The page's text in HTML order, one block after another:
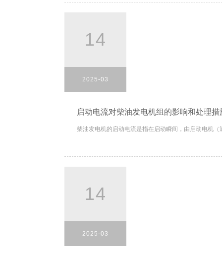
14
2025-03
启动电流对柴油发电机组的影响和处理措
柴油发电机的启动电流是指在启动瞬间，由启动电机
14
2025-03